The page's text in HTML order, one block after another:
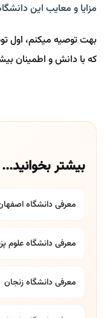
مزایا و معایب این
بهت توصیه میکنم، اول
که با دانش و اطمینان
بیشتر بخوانید...
معرفی دانشگاه
معرفی دانشگاه علوم
معرفی دانشگاه زنجان